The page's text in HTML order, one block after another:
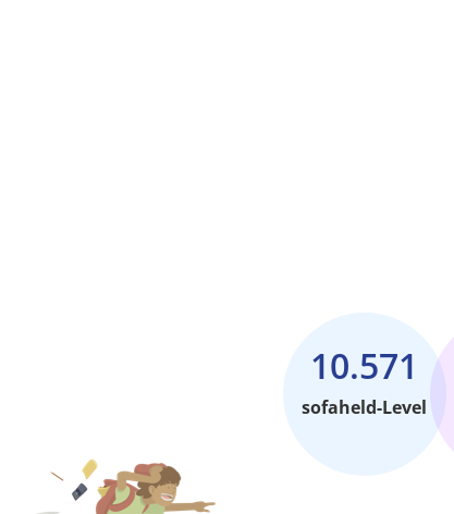
10.571
sofaheld-Level